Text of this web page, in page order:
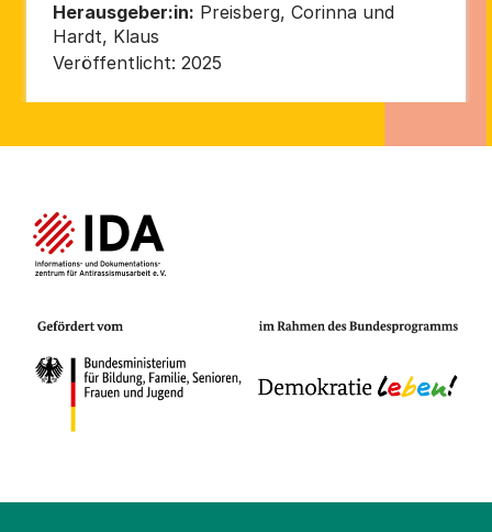
Herausgeber:in: Preisberg, Corinna und
Hardt, Klaus
Veröffentlicht: 2025